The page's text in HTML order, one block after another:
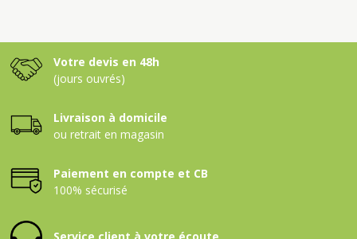
Votre devis en 48h
(jours ouvrés)
Livraison à domicile
ou retrait en magasin
Paiement en compte et CB
100% sécurisé